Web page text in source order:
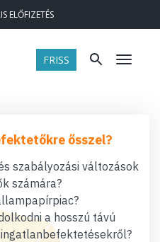
ELŐFIZETÉS
FRISS Menü
ősszel?
szabályozási változások
számára?
a hosszú távú